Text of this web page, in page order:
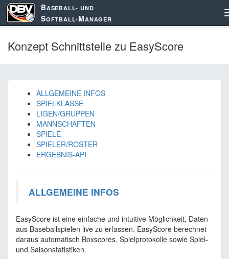
BASEBALL- UND
SOFTBALL-MANAGER
Konzept Schnittstelle zu EasyScore
ALLGEMEINE INFOS
SPIELKLASSE
LIGEN/GRUPPEN
MANNSCHAFTEN
SPIELE
SPIELER/ROSTER
ERGEBNIS-API
ALLGEMEINE INFOS
EasyScore ist eine einfache und intuitive Möglichkeit, Daten
aus Baseballspielen live zu erfassen. EasyScore berechnet
daraus automatisch Boxscores, Spielprotokolle sowie Spiel-
und Saisonstatistiken.